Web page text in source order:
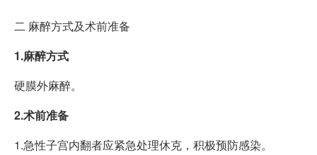
二 麻醉方式及术前准备
1.麻醉方式
硬膜外麻醉。
2.术前准备
1.急性子宫内翻者应紧急处理休克，积极预防感染。